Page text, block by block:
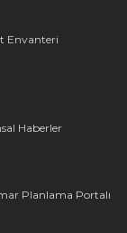
Envanteri
Haberler
Planlama Portalı